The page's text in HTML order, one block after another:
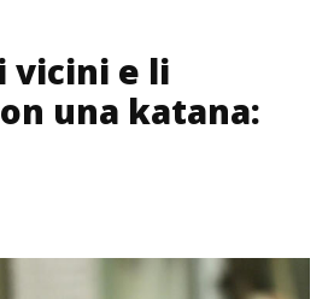
vicini e li
una katana: